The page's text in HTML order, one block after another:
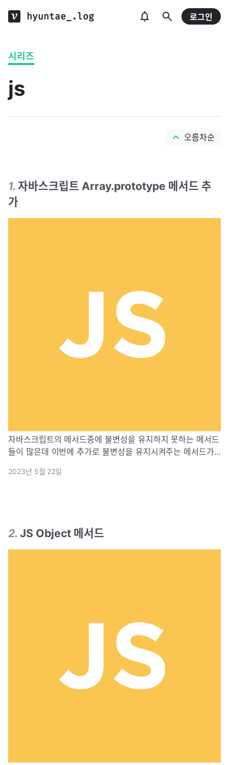
hyuntae_.log 로그인
시리즈
js
오름차순
1. 자바스크립트 Array.prototype 메서드 추
가
자바스크립트의 메서드중에 불변성을 유지하지 못하는 메서드
들이 많은데 이번에 추가로 불변성을 유지시켜주는 메서드가
원본을 참조하여 변수에 원본 주소값을 넘겨주기에 불변성을
2023년 5월 22일
2. JS Object 메서드